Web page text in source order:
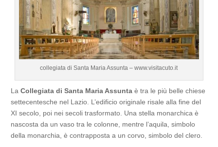
collegiata di Santa Maria Assunta – www.visitacuto.it
LaCollegiata di Santa Maria Assunta è tra le più belle chiese
settecentesche nel Lazio. L’edificio originale risale alla fine del
XI secolo, poi nei secoli trasformato. Una stella monarchica è
nascosta da un vaso tra le colonne, mentre l’aquila, simbolo
della monarchia, è contrapposta a un corvo, simbolo del clero.